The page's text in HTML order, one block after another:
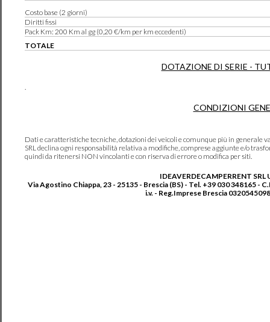
Costo base (2 giorni)
Diritti fissi
Pack Km: 200 Km al gg (0,20 €/km per km eccedenti)
TOTALE
DOTAZIONE DI SERIE -
.
CONDIZIONI
Dati e caratteristiche tecniche, dotazioni dei veicoli e comunque più in generale
SRL declina ogni responsabilità relativa a modifiche, comprese aggiunte e/o
quindi da ritenersi NON vincolanti e con riserva di errore o modifica per siti.
IDEAVERDECAMPERRENT SRL
Via Agostino Chiappa, 23 - 25135 - Brescia (BS) - Tel. +39 030 348165 -
i.v. - Reg.Imprese Brescia